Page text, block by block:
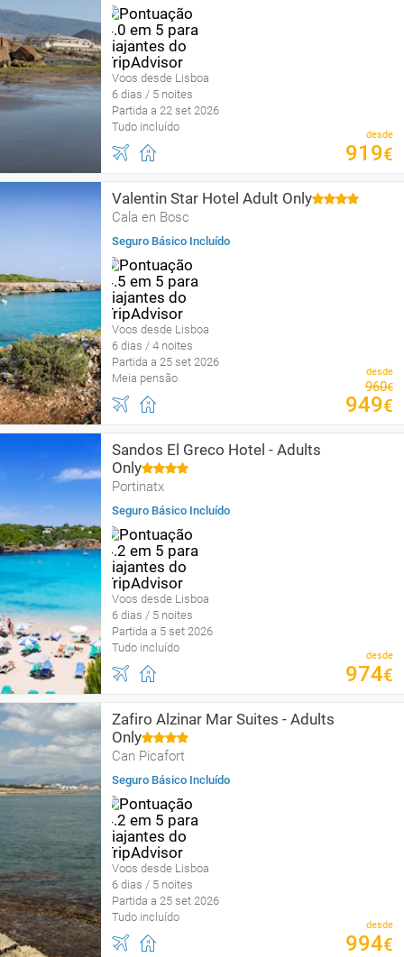
Voos desde Lisboa
6 dias / 5 noites
Partida a 22 set 2026
Tudo incluído
desde
919€
Valentin Star Hotel Adult Only
Cala en Bosc
Seguro Básico Incluído
Voos desde Lisboa
6 dias / 4 noites
Partida a 25 set 2026
Meia pensão
desde
960€
949€
Sandos El Greco Hotel - Adults
Only
Portinatx
Seguro Básico Incluído
Voos desde Lisboa
6 dias / 5 noites
Partida a 5 set 2026
Tudo incluído
desde
974€
Zafiro Alzinar Mar Suites - Adults
Only
Can Picafort
Seguro Básico Incluído
Voos desde Lisboa
6 dias / 5 noites
Partida a 25 set 2026
Tudo incluído
desde
994€